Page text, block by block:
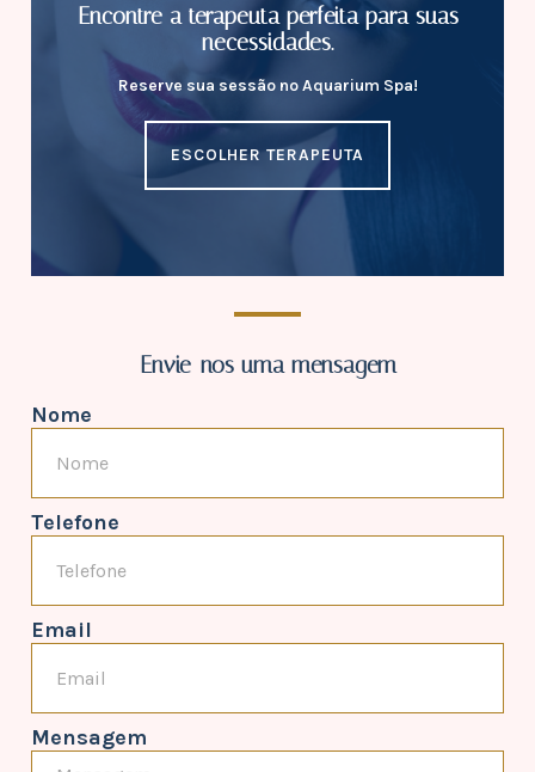
Encontre a terapeuta perfeita para suas
necessidades.
Reserve sua sessão no Aquarium Spa!
ESCOLHER TERAPEUTA
Envie-nos uma mensagem
Nome
Telefone
Email
Mensagem